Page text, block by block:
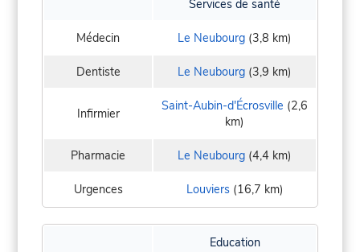
Services de santé
Médecin Le Neubourg (3,8 km)
Dentiste Le Neubourg (3,9 km)
Infirmier Saint-Aubin-d'Écrosville (2,6
km)
Pharmacie Le Neubourg (4,4 km)
Urgences Louviers(16,7 km)
Education